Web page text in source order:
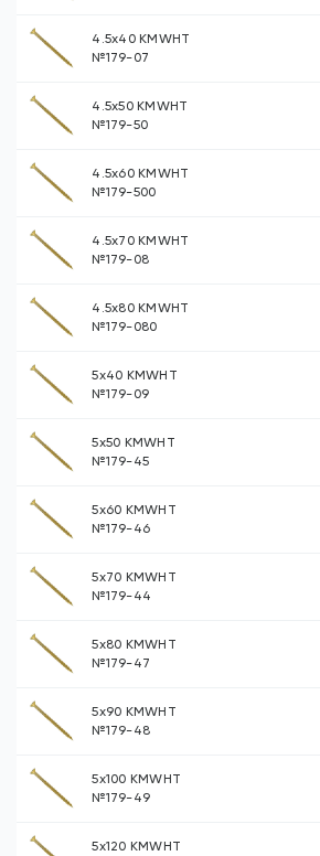
4.5х40 KMWHT
№179-07
4.5х50 KMWHT
№179-50
4.5х60 KMWHT
№179-500
4.5х70 KMWHT
№179-08
4.5х80 KMWHT
№179-080
5х40 KMWHT
№179-09
5х50 KMWHT
№179-45
5х60 KMWHT
№179-46
5х70 KMWHT
№179-44
5х80 KMWHT
№179-47
5х90 KMWHT
№179-48
5х100 KMWHT
№179-49
5х120 KMWHT